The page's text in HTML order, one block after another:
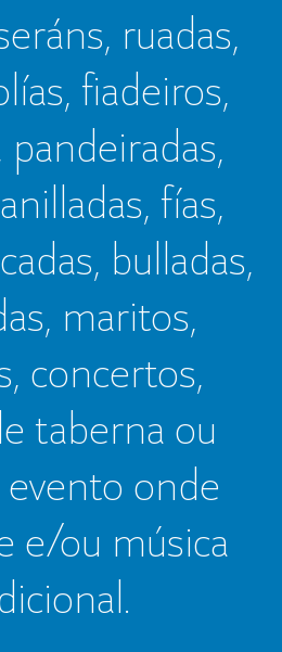
ruadas,
fiadeiros,
pandeiradas,
fías,
bulladas,
maritos,
concertos,
taberna ou
onde
e/ou música